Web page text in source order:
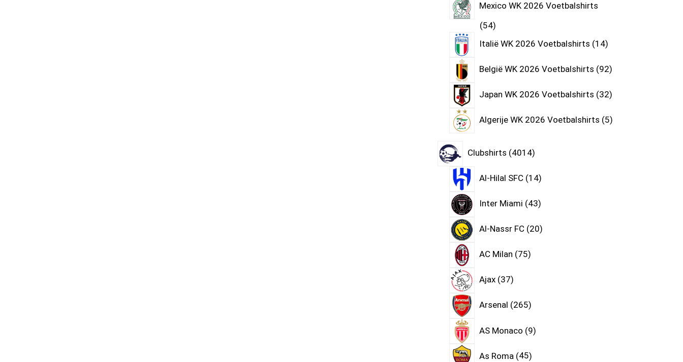
Mexico WK 2026 Voetbalshirts
54
Italië WK 2026 Voetbalshirts 14
België WK 2026 Voetbalshirts 92
Japan WK 2026 Voetbalshirts 32
Algerije WK 2026 Voetbalshirts 5
Clubshirts 4014
Al-Hilal SFC 14
Inter Miami 43
Al-Nassr FC 20
AC Milan 75
Ajax 37
Arsenal 265
AS Monaco 9
As Roma 45